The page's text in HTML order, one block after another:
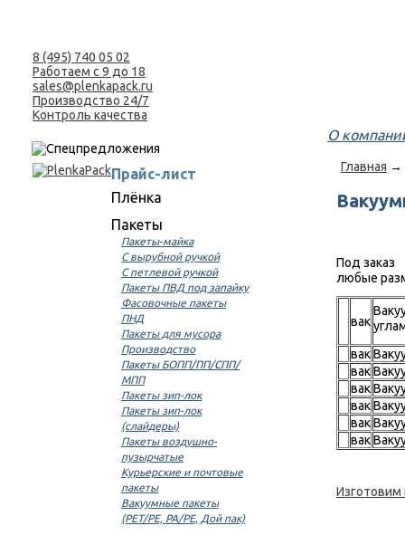
8 (495) 740 05 02
Работаем с 9 до 18
sales@plenkapack.ru
Производство 24/7
Контроль качества
О
Прайс-лист
Плёнка
Пакеты
Пакеты-майка
С вырубной ручкой
С петлевой ручкой
Пакеты ПВД под запайку
Фасовочные пакеты
ПНД
Пакеты для мусора
Производство
Пакеты БОПП/ПП/СПП/
МПП
Пакеты зип-лок
Пакеты зип-лок
(слайдеры)
Пакеты воздушно-
пузырчатые
Курьерские и почтовые
пакеты
Вакуумные пакеты
(PET/PE, PA/PE, Дой пак)
Главная →
Под заказ
любые
вак
вак
вак
вак
вак
вак
вак